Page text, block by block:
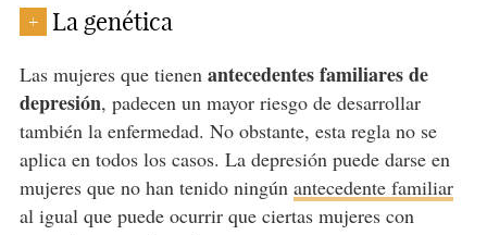
+ La genética
Las mujeres que tienen antecedentes familiares de
depresión, padecen un mayor riesgo de desarrollar
también la enfermedad. No obstante, esta regla no se
aplica en todos los casos. La depresión puede darse en
mujeres que no han tenido ningún antecedente familiar
al igual que puede ocurrir que ciertas mujeres con